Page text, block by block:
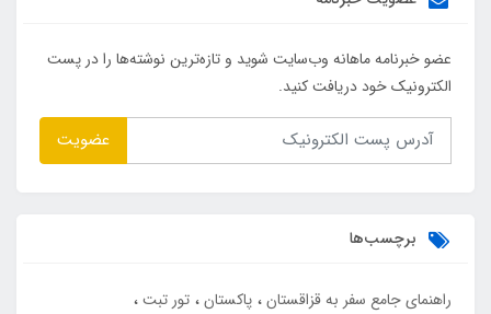
عضو خبرنامه ماهانه وب‌سایت شوید و تازه‌ترین نوشته‌ها را در پست
الکترونیک خود دریافت کنید.
عضویت
برچسب‌ها
راهنمای جامع سفر به قزاقستان پاکستان تور تبت